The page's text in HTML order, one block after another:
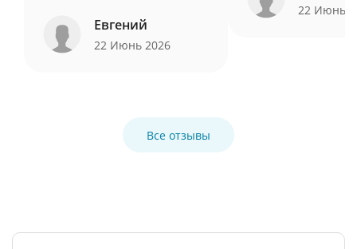
Евгений
22 Июнь 2026
22 Июнь
Все отзывы